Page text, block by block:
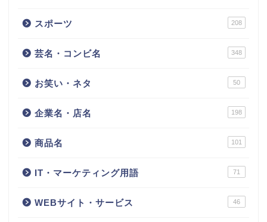
スポーツ 208
芸名・コンビ名 348
お笑い・ネタ 50
企業名・店名 198
商品名 101
IT・マーケティング用語 71
WEBサイト・サービス 46